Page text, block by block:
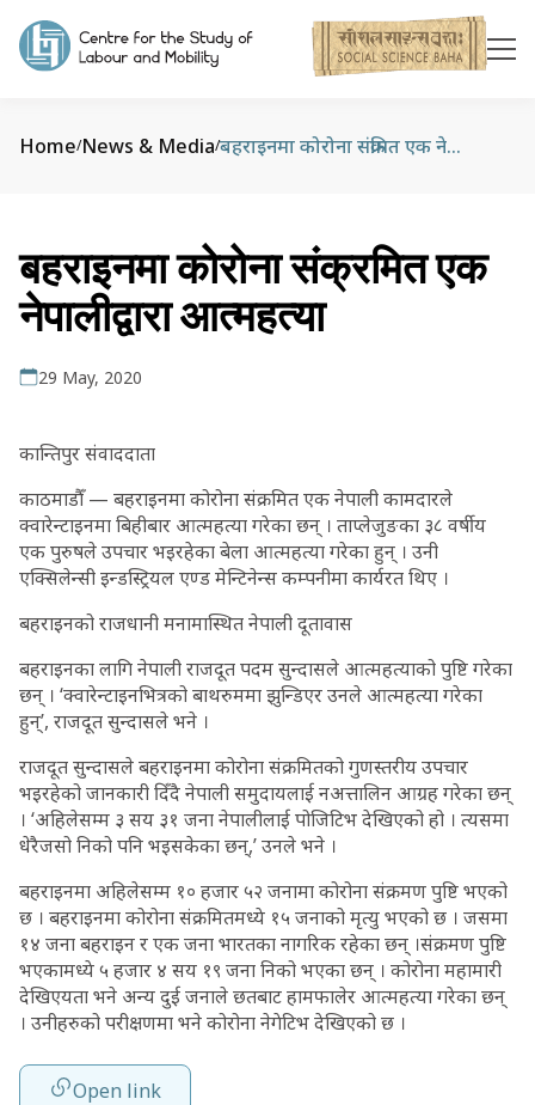
Home/News & Media/ बहराइनमा कोरोना संक्रमित एक नेपालीद्वारा आत्महत्या
बहराइनमा कोरोना संक्रमित एक
नेपालीद्वारा आत्महत्या
29 May, 2020
कान्तिपुर संवाददाता
काठमाडौँ — बहराइनमा कोरोना संक्रमित एक नेपाली कामदारले
क्वारेन्टाइनमा बिहीबार आत्महत्या गरेका छन् । ताप्लेजुङका ३८ वर्षीय
एक पुरुषले उपचार भइरहेका बेला आत्महत्या गरेका हुन् । उनी
एक्सिलेन्सी इन्डस्ट्रियल एण्ड मेन्टिनेन्स कम्पनीमा कार्यरत थिए ।
बहराइनको राजधानी मनामास्थित नेपाली दूतावास
बहराइनका लागि नेपाली राजदूत पदम सुन्दासले आत्महत्याको पुष्टि गरेका
छन् । ‘क्वारेन्टाइनभित्रको बाथरुममा झुन्डिएर उनले आत्महत्या गरेका
हुन्’, राजदूत सुन्दासले भने ।
राजदूत सुन्दासले बहराइनमा कोरोना संक्रमितको गुणस्तरीय उपचार
भइरहेको जानकारी दिँदै नेपाली समुदायलाई नअत्तालिन आग्रह गरेका छन्
। ‘अहिलेसम्म ३ सय ३१ जना नेपालीलाई पोजिटिभ देखिएको हो । त्यसमा
धेरैजसो निको पनि भइसकेका छन्,’ उनले भने ।
बहराइनमा अहिलेसम्म १० हजार ५२ जनामा कोरोना संक्रमण पुष्टि भएको
छ । बहराइनमा कोरोना संक्रमितमध्ये १५ जनाको मृत्यु भएको छ । जसमा
१४ जना बहराइन र एक जना भारतका नागरिक रहेका छन् ।संक्रमण पुष्टि
भएकामध्ये ५ हजार ४ सय १९ जना निको भएका छन् । कोरोना महामारी
देखिएयता भने अन्य दुई जनाले छतबाट हामफालेर आत्महत्या गरेका छन्
। उनीहरुको परीक्षणमा भने कोरोना नेगेटिभ देखिएको छ ।
Open link